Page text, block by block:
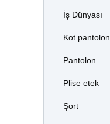
İş Dünyası
Kot pantolon
Pantolon
Plise etek
Şort